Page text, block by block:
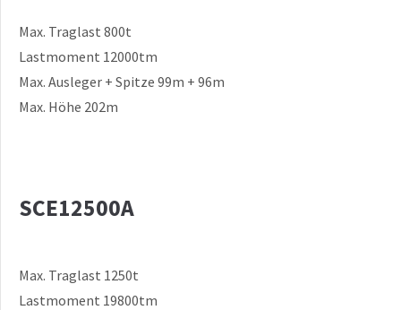
Max. Traglast 800t
Lastmoment 12000tm
Max. Ausleger + Spitze 99m + 96m
Max. Höhe 202m
SCE12500A
Max. Traglast 1250t
Lastmoment 19800tm